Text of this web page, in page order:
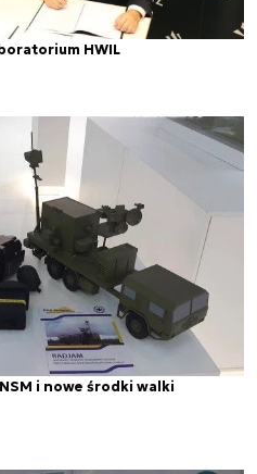
HWIL
i nowe środki walki